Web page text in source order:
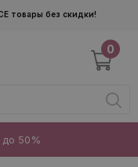
main content
товары без скидки!
0
до 50%